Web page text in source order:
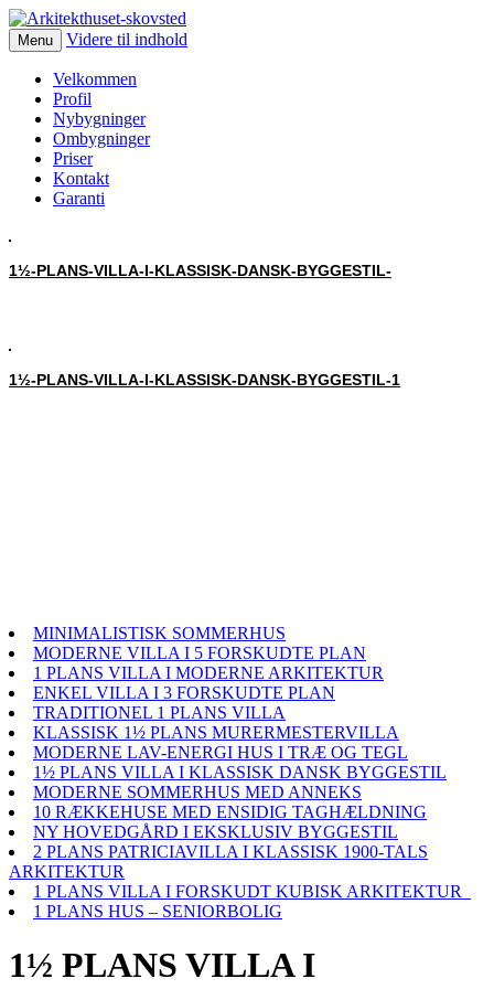
Menu Videre til indhold
Velkommen
Profil
Nybygninger
Ombygninger
Priser
Kontakt
Garanti
1½-PLANS-VILLA-I-KLASSISK-DANSK-BYGGESTIL-
1½-PLANS-VILLA-I-KLASSISK-DANSK-BYGGESTIL-1
MINIMALISTISK SOMMERHUS
MODERNE VILLA I 5 FORSKUDTE PLAN
1 PLANS VILLA I MODERNE ARKITEKTUR
ENKEL VILLA I 3 FORSKUDTE PLAN
TRADITIONEL 1 PLANS VILLA
KLASSISK 1½ PLANS MURERMESTERVILLA
MODERNE LAV-ENERGI HUS I TRÆ OG TEGL
1½ PLANS VILLA I KLASSISK DANSK BYGGESTIL
MODERNE SOMMERHUS MED ANNEKS
10 RÆKKEHUSE MED ENSIDIG TAGHÆLDNING
NY HOVEDGÅRD I EKSKLUSIV BYGGESTIL
2 PLANS PATRICIAVILLA I KLASSISK 1900-TALS
ARKITEKTUR
1 PLANS VILLA I FORSKUDT KUBISK ARKITEKTUR
1 PLANS HUS – SENIORBOLIG
1½ PLANS VILLA I